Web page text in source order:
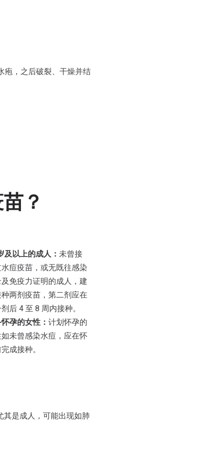
疱，之后破裂、干燥并结
？
及以上的成人：未曾接
痘疫苗，或无既往感染
免疫力证明的成人，建
两剂疫苗，第二剂应在
后 4 至 8 周内接种。
孕的女性：计划怀孕的
未曾感染水痘，应在怀
成接种。
其是成人，可能出现如肺